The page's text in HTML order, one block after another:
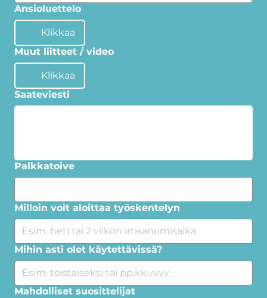
Ansioluettelo
Klikkaa
Muut liitteet / video
Klikkaa
Saateviesti
Palkkatoive
Milloin voit aloittaa työskentelyn
Mihin asti olet käytettävissä?
Mahdolliset suosittelijat